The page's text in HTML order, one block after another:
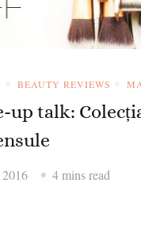
BEAUTY REVIEWS
up talk:
4 mins read